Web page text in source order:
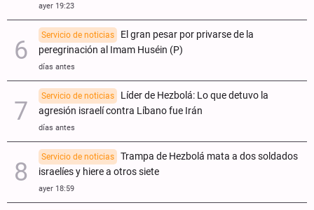
ayer 19:23
Servicio de noticias
El gran pesar por privarse de la
peregrinación al Imam Huséin (P)
días antes
Servicio de noticias
Líder de Hezbolá: Lo que detuvo la
agresión israelí contra Líbano fue Irán
días antes
Servicio de noticias
Trampa de Hezbolá mata a dos soldados
israelíes y hiere a otros siete
ayer 18:59